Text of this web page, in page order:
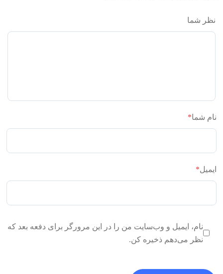
نظر شما
نام شما*
ایمیل*
نام، ایمیل و وب‌سایت من را در این مرورگر برای دفعه بعد که
نظر می‌دهم ذخیره کن.